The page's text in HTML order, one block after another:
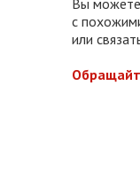
Вы можете
с
или